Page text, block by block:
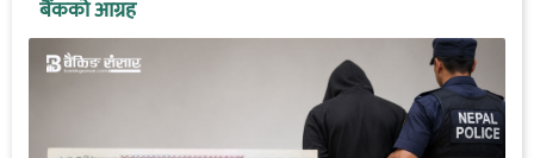
बैंकको आग्रह